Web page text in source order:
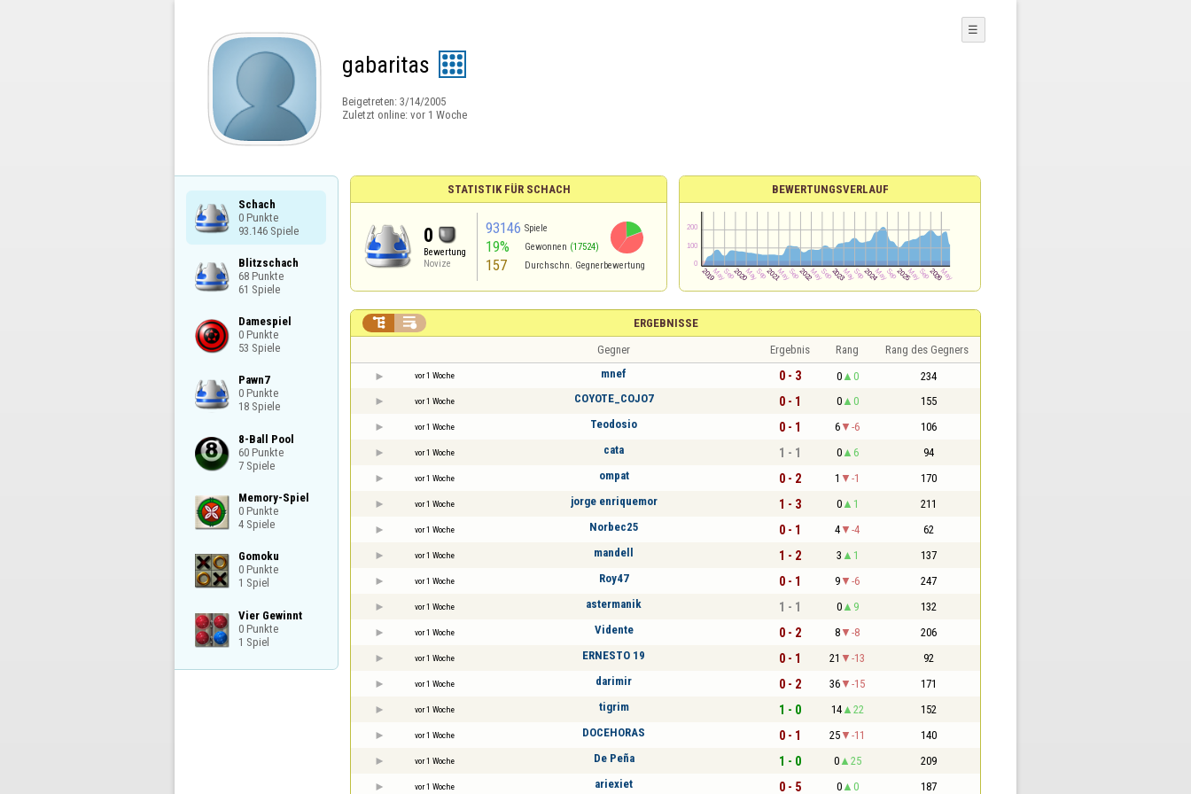
gabaritas
Beigetreten: 3/14/2005
Zuletzt online: vor 1 Woche
☰
Schach
0 Punkte
93.146 Spiele
Blitzschach
68 Punkte
61 Spiele
Damespiel
0 Punkte
53 Spiele
Pawn7
0 Punkte
18 Spiele
8-Ball Pool
60 Punkte
7 Spiele
Memory-Spiel
0 Punkte
4 Spiele
Gomoku
0 Punkte
1 Spiel
Vier Gewinnt
0 Punkte
1 Spiel
STATISTIK FÜR SCHACH
0
Bewertung
Novize
93146 Spiele
19% Gewonnen (17524)
157 Durchschn. Gegnerbewertung
BEWERTUNGSVERLAUF
ERGEBNISSE
 
Gegner Ergebnis Rang Rang des Gegners
vor 1 Woche mnef 0 - 3 0 0 234
vor 1 Woche COYOTE_COJO7 0 - 1 0 0 155
vor 1 Woche Teodosio 0 - 1 6 -6 106
vor 1 Woche cata 1 - 1 0 6 94
vor 1 Woche ompat 0 - 2 1 -1 170
vor 1 Woche jorge enriquemor 1 - 3 0 1 211
vor 1 Woche Norbec25 0 - 1 4 -4 62
vor 1 Woche mandell 1 - 2 3 1 137
vor 1 Woche Roy47 0 - 1 9 -6 247
vor 1 Woche astermanik 1 - 1 0 9 132
vor 1 Woche Vidente 0 - 2 8 -8 206
vor 1 Woche ERNESTO 19 0 - 1 21 -13 92
vor 1 Woche darimir 0 - 2 36 -15 171
vor 1 Woche tigrim 1 - 0 14 22 152
vor 1 Woche DOCEHORAS 0 - 1 25 -11 140
vor 1 Woche De Peña 1 - 0 0 25 209
vor 1 Woche ariexiet 0 - 5 0 0 187